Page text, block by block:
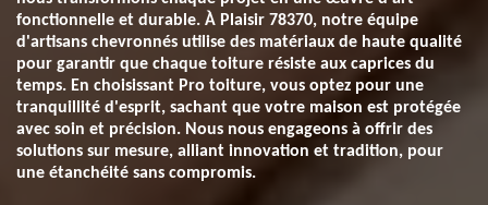
fonctionnelle et durable. À Plaisir 78370, notre équipe
d'artisans chevronnés utilise des matériaux de haute qualité
pour garantir que chaque toiture résiste aux caprices du
temps. En choisissant Pro toiture, vous optez pour une
tranquillité d'esprit, sachant que votre maison est protégée
avec soin et précision. Nous nous engageons à offrir des
solutions sur mesure, alliant innovation et tradition, pour
une étanchéité sans compromis.